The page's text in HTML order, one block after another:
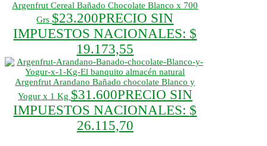
Argenfrut Cereal Bañado Chocolate Blanco x 700
Grs $23.200PRECIO SIN
IMPUESTOS NACIONALES: $
19.173,55
Argenfrut Arandano Bañado chocolate Blanco y
Yogur x 1 Kg $31.600PRECIO SIN
IMPUESTOS NACIONALES: $
26.115,70